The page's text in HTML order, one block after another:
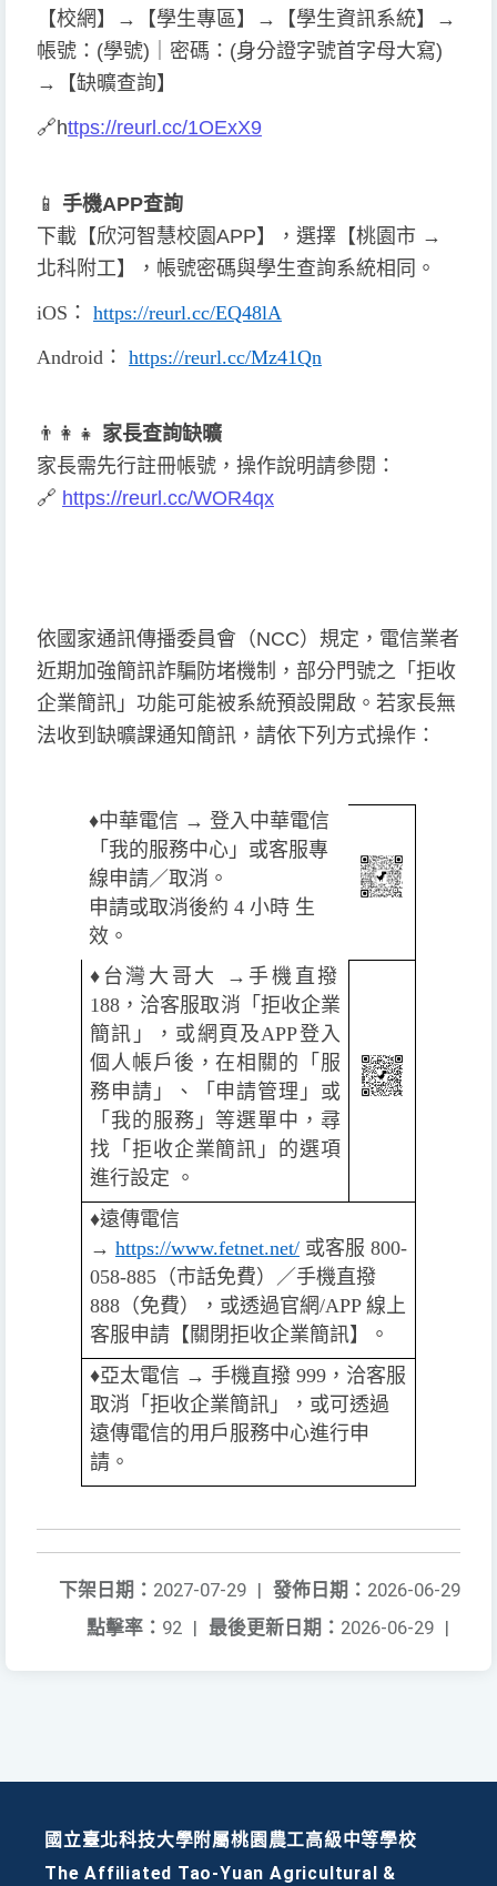
【校網】→【學生專區】→【學生資訊系統】→
帳號：(學號)｜密碼：(身分證字號首字母大寫)
→【缺曠查詢】
🔗https://reurl.cc/1OExX9
📱 手機APP查詢
下載【欣河智慧校園APP】，選擇【桃園市 →
北科附工】，帳號密碼與學生查詢系統相同。
iOS ： https://reurl.cc/EQ48lA
Android ： https://reurl.cc/Mz41Qn
👨 👩 👧 家長查詢缺曠
家長需先行註冊帳號，操作說明請參閱：
🔗 https://reurl.cc/WOR4qx
依國家通訊傳播委員會（NCC）規定，電信業者
近期加強簡訊詐騙防堵機制，部分門號之「拒收
企業簡訊」功能可能被系統預設開啟。若家長無
法收到缺曠課通知簡訊，請依下列方式操作：
♦️中華電信 → 登入中華電信
「我的服務中心」或客服專
線申請／取消。
申請或取消後約 4 小時 生
效。
♦️ 台灣大哥大 →手機直撥
188，洽客服取消「拒收企業
簡訊」，或網頁及APP登入
個人帳戶後，在相關的「服
務申請」、「申請管理」或
「我的服務」等選單中，尋
找「拒收企業簡訊」的選項
進行設定 。
♦️遠傳電信
→ https://www.fetnet.net/ 或客服 800-
058-885（市話免費）／手機直撥
888（免費），或透過官網/APP 線上
客服申請【關閉拒收企業簡訊】。
♦️️亞太電信 → 手機直撥 999，洽客服
取消「拒收企業簡訊」，或可透過
遠傳電信的用戶服務中心進行申
請。
發佈日期： 2026-06-29
下架日期： 2027-07-29 |
最後更新日期： 2026-06-29 |
點擊率： 92 |
國立臺北科技大學附屬桃園農工高級中等學校
The Affiliated Tao-Yuan Agricultural &